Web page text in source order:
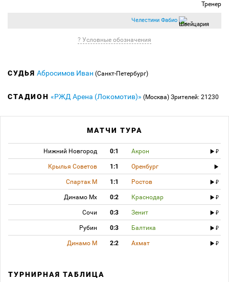
Тренер
Челестини Фабио
? Условные обозначения
СУДЬЯ Абросимов Иван (Санкт-Петербург)
СТАДИОН «РЖД Арена (Локомотив)» (Москва) Зрителей: 21230
МАТЧИ ТУРА
Нижний Новгород 0:1 Акрон
Крылья Советов 1:1 Оренбург
Спартак М 1:1 Ростов
Динамо Мх 0:2 Краснодар
Сочи 0:3 Зенит
Рубин 0:3 Балтика
Динамо М 2:2 Ахмат
ТУРНИРНАЯ ТАБЛИЦА